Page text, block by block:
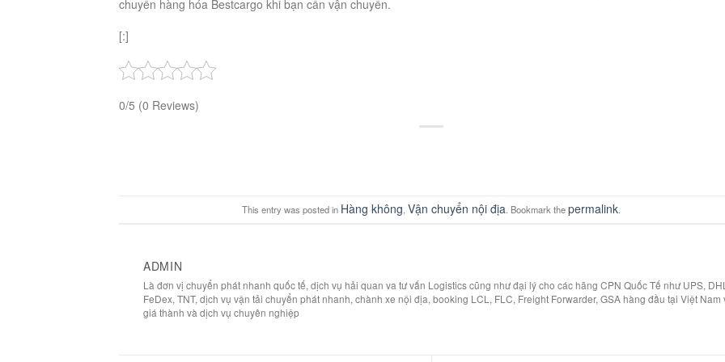
chuyển hàng hóa Bestcargo khi bạn cần vận chuyển.
[:]
0/5 (0 Reviews)
This entry was posted in Hàng không,Vận chuyển nội địa. Bookmark thepermalink.
ADMIN
Là đơn vị chuyển phát nhanh quốc tế, dịch vụ hải quan va tư vấn Logistics cũng như đại lý cho các hãng CPN Quốc Tế như UPS, DHL
FeDex, TNT, dịch vụ vận tải chuyển phát nhanh, chành xe nội địa, booking LCL, FLC, Freight Forwarder, GSA hàng đầu tại Việt Nam
giá thành và dịch vụ chuyên nghiệp